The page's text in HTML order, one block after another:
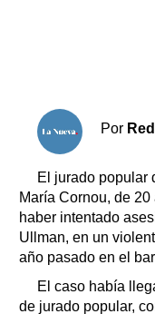
Por
El jurado popular
María Cornou, de
haber intentado
Ullman, en un
año pasado en el
El caso había
de jurado popular,